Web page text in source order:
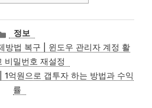
카
테
고
리
정보
방법 복구 | 윈도우 관리자 계정 활
비밀번호 재설정
1억원으로 갭투자 하는 방법과 수익
률